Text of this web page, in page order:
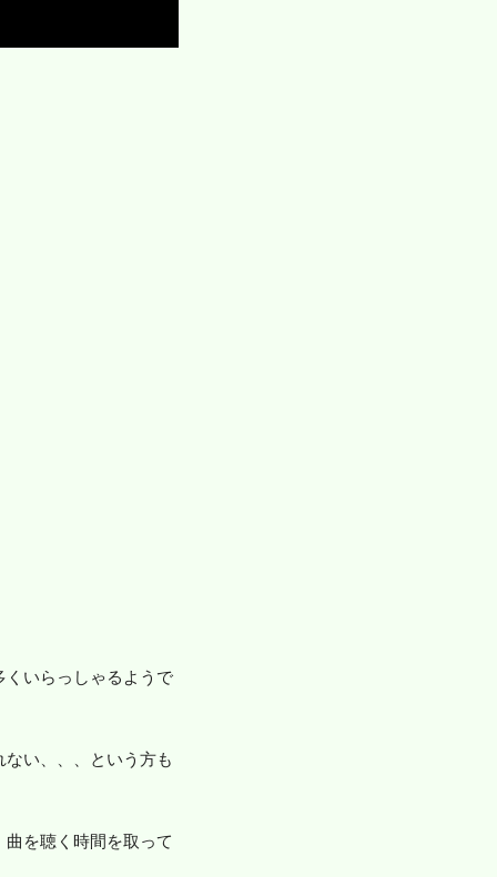
いらっしゃるようで
い、、、という方も
を聴く時間を取って